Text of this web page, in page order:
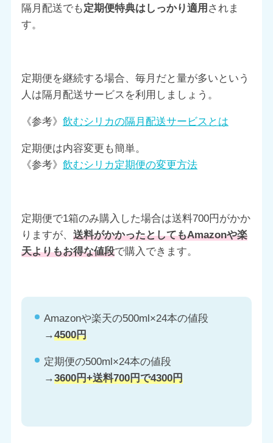
隔月配送でも定期便特典はしっかり適用 されま
す。
定期便を継続する場合、毎月だと量が多いという
人は隔月配送サービスを利用しましょう。
《参考》 飲むシリカの隔月配送サービスとは
定期便は内容変更も簡単。
《参考》 飲むシリカ定期便の変更方法
定期便で1箱のみ購入した場合は送料700円がかか
りますが、 送料がかかったとしてもAmazonや楽
天よりもお得な値段で購入できます。
Amazonや楽天の500ml×24本の値段
→4500円
定期便の500ml×24本の値段
→3600円+送料700円で4300円